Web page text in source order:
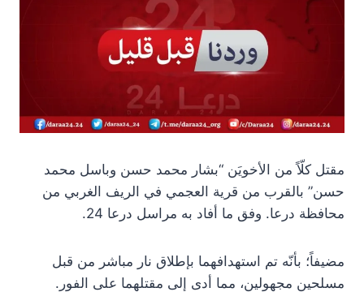
مقتل كلّاً من الأخويَن “بشار محمد حسن وباسل محمد
حسن” بالقرب من قرية العجمي في الريف الغربي من
محافظة درعا. وفق ما أفاد به مراسل درعا 24.
مضيفاً؛ بأنّه تم استهدافهما بإطلاق نار مباشر من قبل
مسلحين مجهولين، مما أدى إلى مقتلهما على الفور.